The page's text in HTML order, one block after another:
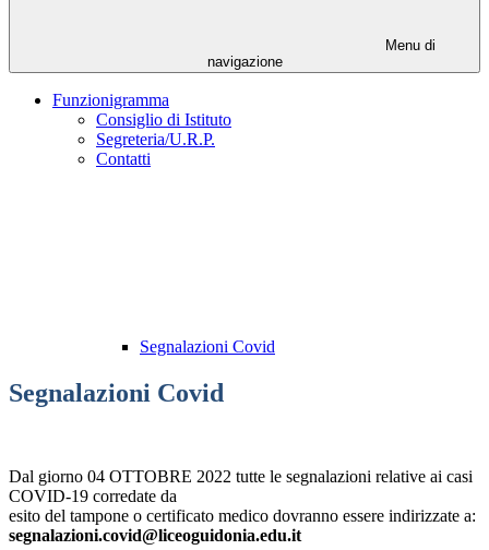
Menu di
navigazione
Funzionigramma
Consiglio di Istituto
Segreteria/U.R.P.
Contatti
Segnalazioni Covid
Segnalazioni Covid
Dal giorno 04 OTTOBRE 2022 tutte le segnalazioni relative ai casi
COVID-19 corredate da
esito del tampone o certificato medico dovranno essere indirizzate a:
segnalazioni.covid@liceoguidonia.edu.it